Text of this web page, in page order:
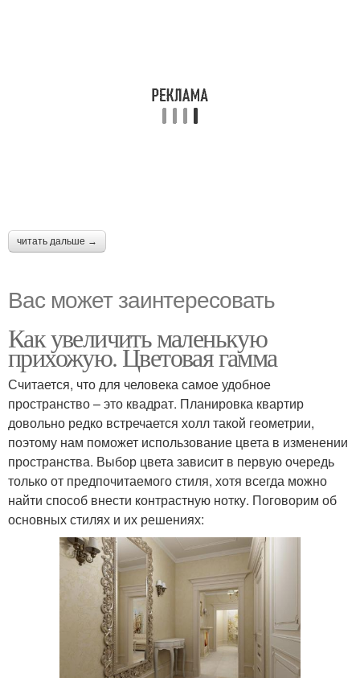
читать дальше →
Вас может заинтересовать
Как увеличить маленькую
прихожую. Цветовая гамма
Считается, что для человека самое удобное
пространство – это квадрат. Планировка квартир
довольно редко встречается холл такой геометрии,
поэтому нам поможет использование цвета в изменении
пространства. Выбор цвета зависит в первую очередь
только от предпочитаемого стиля, хотя всегда можно
найти способ внести контрастную нотку. Поговорим об
основных стилях и их решениях: